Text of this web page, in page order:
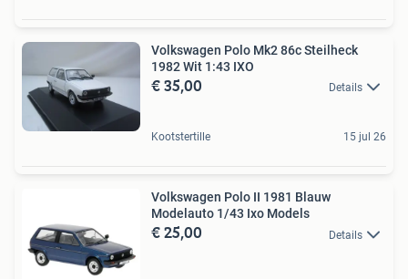
Volkswagen Polo Mk2 86c Steilheck
1982 Wit 1:43 IXO
€ 35,00 Details
Kootstertille 15 jul 26
Volkswagen Polo II 1981 Blauw
Modelauto 1/43 Ixo Models
€ 25,00 Details